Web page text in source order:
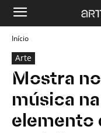
Início
Arte
Mostra
música
elemento